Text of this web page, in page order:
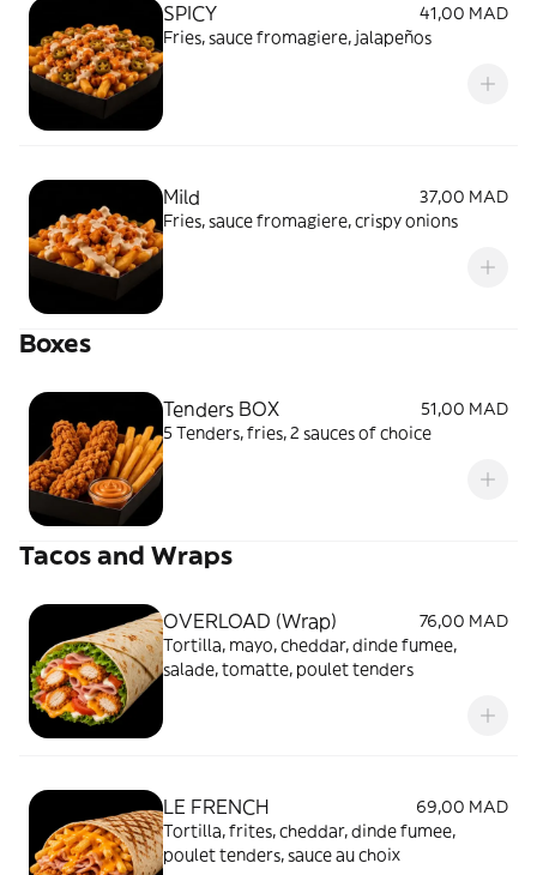
SPICY
41,00 MAD
Fries, sauce fromagiere, jalapeños
Mild
37,00 MAD
Fries, sauce fromagiere, crispy onions
Boxes
Tenders BOX
51,00 MAD
5 Tenders, fries, 2 sauces of choice
Tacos and Wraps
OVERLOAD (Wrap)
76,00 MAD
Tortilla, mayo, cheddar, dinde fumee,
salade, tomatte, poulet tenders
LE FRENCH
69,00 MAD
Tortilla, frites, cheddar, dinde fumee,
poulet tenders, sauce au choix